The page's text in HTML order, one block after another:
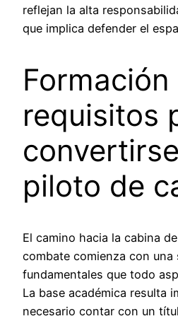
reflejan la alta
que implica defender el
Formación
requisitos
piloto de
El camino hacia la cabina
combate comienza con una
fundamentales que todo
La base académica resulta
necesario contar con un